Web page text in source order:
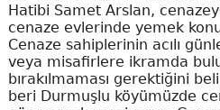
Hatibi Samet Arslan,
cenaze evlerinde yemek
Cenaze sahiplerinin acılı
veya misafirlere ikramda
bırakılmaması gerektiğini
beri Durmuşlu köyümüzde